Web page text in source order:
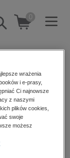
schowaj
0
wrażenia
i e-prasy,
Ci najnowsze
z naszymi
plików cookies,
swoje
możesz